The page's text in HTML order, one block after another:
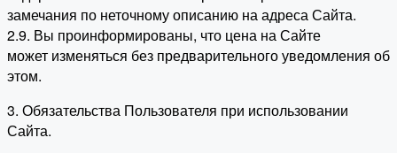
замечания по неточному описанию на адреса Сайта.
2.9. Вы проинформированы, что цена на Сайте
может изменяться без предварительного уведомления об
этом.
3. Обязательства Пользователя при использовании
Сайта.